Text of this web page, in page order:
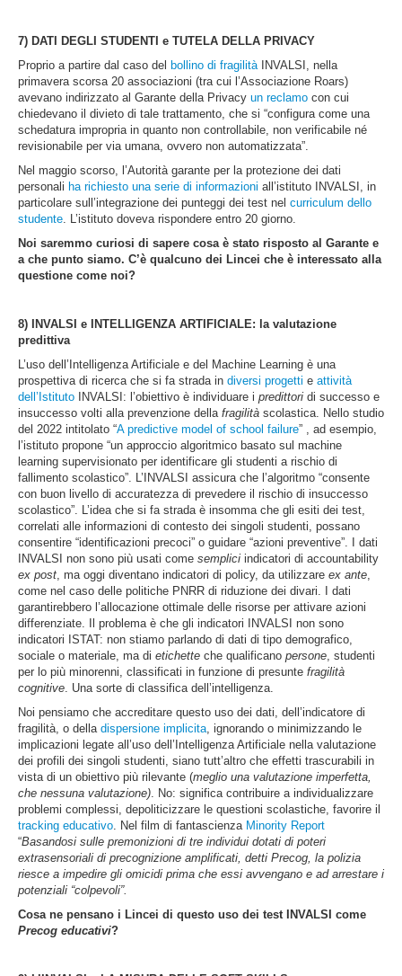
7) DATI DEGLI STUDENTI e TUTELA DELLA PRIVACY
Proprio a partire dal caso del bollino di fragilitàINVALSI, nella
primavera scorsa 20 associazioni (tra cui l’Associazione Roars)
avevano indirizzato al Garante della Privacy un reclamo con cui
chiedevano il divieto di tale trattamento, che si “configura come una
schedatura impropria in quanto non controllabile, non verificabile né
revisionabile per via umana, ovvero non automatizzata”.
Nel maggio scorso, l’Autorità garante per la protezione dei dati
personali ha richiesto una serie di informazioni all’istituto INVALSI, in
particolare sull’integrazione dei punteggi dei test nel curriculum dello
studente. L’istituto doveva rispondere entro 20 giorno.
Noi saremmo curiosi di sapere cosa è stato risposto al Garante e
a che punto siamo. C’è qualcuno dei Lincei che è interessato alla
questione come noi?
8) INVALSI e INTELLIGENZA ARTIFICIALE: la valutazione
predittiva
L’uso dell’Intelligenza Artificiale e del Machine Learning è una
prospettiva di ricerca che si fa strada in diversi progetti e attività
dell’Istituto INVALSI: l’obiettivo è individuare i predittori di successo e
insuccesso volti alla prevenzione della fragilità scolastica. Nello studio
del 2022 intitolato “A predictive model of school failure” , ad esempio,
l’istituto propone “un approccio algoritmico basato sul machine
learning supervisionato per identificare gli studenti a rischio di
fallimento scolastico”. L’INVALSI assicura che l’algoritmo “consente
con buon livello di accuratezza di prevedere il rischio di insuccesso
scolastico”. L’idea che si fa strada è insomma che gli esiti dei test,
correlati alle informazioni di contesto dei singoli studenti, possano
consentire “identificazioni precoci” o guidare “azioni preventive”. I dati
INVALSI non sono più usati come semplici indicatori di accountability
ex post, ma oggi diventano indicatori di policy, da utilizzare ex ante,
come nel caso delle politiche PNRR di riduzione dei divari. I dati
garantirebbero l’allocazione ottimale delle risorse per attivare azioni
differenziate. Il problema è che gli indicatori INVALSI non sono
indicatori ISTAT: non stiamo parlando di dati di tipo demografico,
sociale o materiale, ma di etichette che qualificano persone, studenti
per lo più minorenni, classificati in funzione di presunte fragilità
cognitive. Una sorte di classifica dell’intelligenza.
Noi pensiamo che accreditare questo uso dei dati, dell’indicatore di
fragilità, o della dispersione implicita, ignorando o minimizzando le
implicazioni legate all’uso dell’Intelligenza Artificiale nella valutazione
dei profili dei singoli studenti, siano tutt’altro che effetti trascurabili in
vista di un obiettivo più rilevante (meglio una valutazione imperfetta,
che nessuna valutazione). No: significa contribuire a individualizzare
problemi complessi, depoliticizzare le questioni scolastiche, favorire il
tracking educativo. Nel film di fantascienza Minority Report
“Basandosi sulle premonizioni di tre individui dotati di poteri
extrasensoriali di precognizione amplificati, detti Precog, la polizia
riesce a impedire gli omicidi prima che essi avvengano e ad arrestare i
potenziali “colpevoli”.
Cosa ne pensano i Lincei di questo uso dei test INVALSI come
Precog educativi?